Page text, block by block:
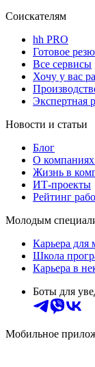
Соискателям
hh PRO
Готовое
Все сервисы
Хочу у вас
Экспертная
Новости и статьи
Блог
О
Жизнь в
ИТ-проекты
Рейтинг
Молодым
Карьера для
Школа
Карьера в
Боты для
Мобильное